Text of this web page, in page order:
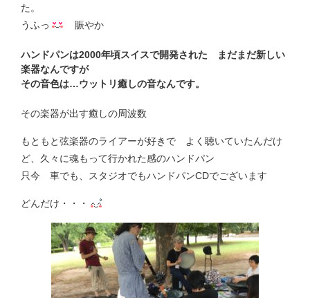
た。
うふっ
賑やか
ハンドパンは2000年頃スイスで開発された まだまだ新しい
楽器なんですが
その音色は…ウットリ癒しの音なんです。
その楽器が出す癒しの周波数
もともと弦楽器のライアーが好きで よく聴いていたんだけ
ど、久々に魂もって行かれた感のハンドパン
只今 車でも、スタジオでもハンドパンCDでございます
どんだけ・・・